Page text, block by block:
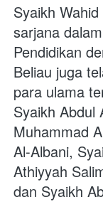
Syaikh
sarjana
Pendidikan
Beliau juga
para ulama
Syaikh Abdul
Muhammad
Al-Albani,
Athiyyah
dan Syaikh